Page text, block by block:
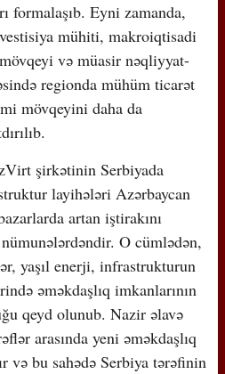
formalaşıb. Eyni zamanda,
mühiti, makroiqtisadi
və müasir nəqliyyat-
regionda mühüm ticarət
mövqeyini daha da
şirkətinin Serbiyada
layihələri Azərbaycan
artan iştirakını
O cümlədən,
yaşıl enerji, infrastrukturun
əməkdaşlıq imkanlarının
qeyd olunub. Nazir əlavə
arasında yeni əməkdaşlıq
və bu sahədə Serbiya tərəfinin